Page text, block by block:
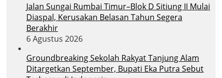
Jalan Sungai Rumbai Timur–Blok D Sitiung II Mulai
Diaspal, Kerusakan Belasan Tahun Segera
Berakhir
6 Agustus 2026
Groundbreaking Sekolah Rakyat Tanjung Alam
Ditargetkan September, Bupati Eka Putra Sebut